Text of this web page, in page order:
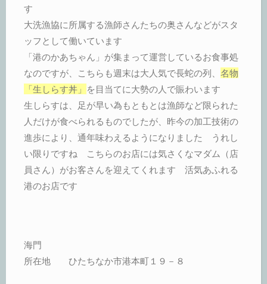
す
大洗漁協に所属する漁師さんたちの奥さんなどがスタ
ッフとして働いています
「港のかあちゃん」が集まって運営しているお食事処
なのですが、こちらも週末は大人気で長蛇の列、 名物
「生しらす丼」
を目当てに大勢の人で賑わいます
生しらすは、足が早い為もともとは漁師など限られた
人だけが食べられるものでしたが、昨今の加工技術の
進歩により、通年味わえるようになりました うれし
い限りですね こちらのお店には気さくなマダム（店
員さん）がお客さんを迎えてくれます 活気あふれる
港のお店です
海門
所在地 ひたちなか市港本町１９－８